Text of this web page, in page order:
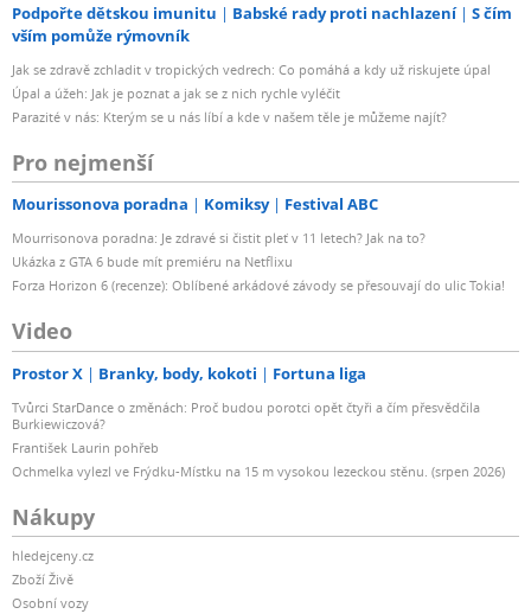
Podpořte dětskou imunitu Babské rady proti nachlazení
S čím
vším pomůže rýmovník
Jak se zdravě zchladit v tropických vedrech: Co pomáhá a kdy už riskujete úpal
Úpal a úžeh: Jak je poznat a jak se z nich rychle vyléčit
Parazité v nás: Kterým se u nás líbí a kde v našem těle je můžeme najít?
Pro nejmenší
Mourissonova poradna Komiksy Festival ABC
Mourrisonova poradna: Je zdravé si čistit pleť v 11 letech? Jak na to?
Ukázka z GTA 6 bude mít premiéru na Netflixu
Forza Horizon 6 (recenze): Oblíbené arkádové závody se přesouvají do ulic Tokia!
Video
Prostor X Branky, body, kokoti Fortuna liga
Tvůrci StarDance o změnách: Proč budou porotci opět čtyři a čím přesvědčila
Burkiewiczová?
František Laurin pohřeb
Ochmelka vylezl ve Frýdku-Místku na 15 m vysokou lezeckou stěnu. (srpen 2026)
Nákupy
hledejceny.cz
Zboží Živě
Osobní vozy